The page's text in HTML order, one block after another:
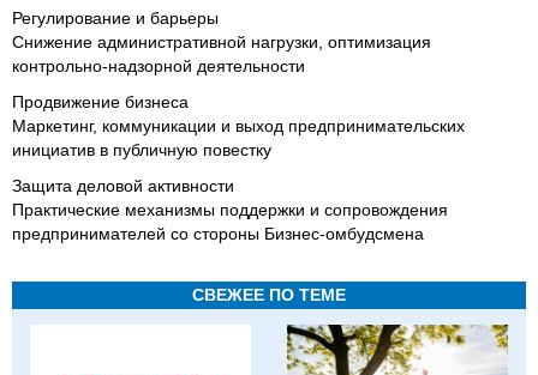
Регулирование и барьеры
Снижение административной нагрузки, оптимизация
контрольно-надзорной деятельности
Продвижение бизнеса
Маркетинг, коммуникации и выход предпринимательских
инициатив в публичную повестку
Защита деловой активности
Практические механизмы поддержки и сопровождения
предпринимателей со стороны Бизнес-омбудсмена
СВЕЖЕЕ ПО ТЕМЕ